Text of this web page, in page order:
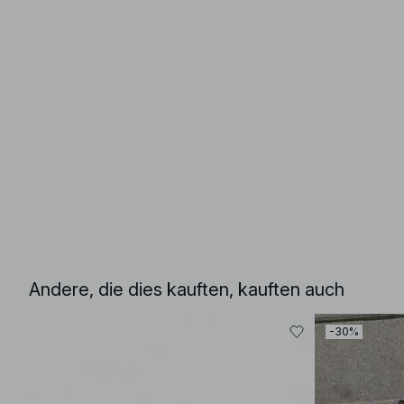
Andere, die dies kauften, kauften auch
-30%